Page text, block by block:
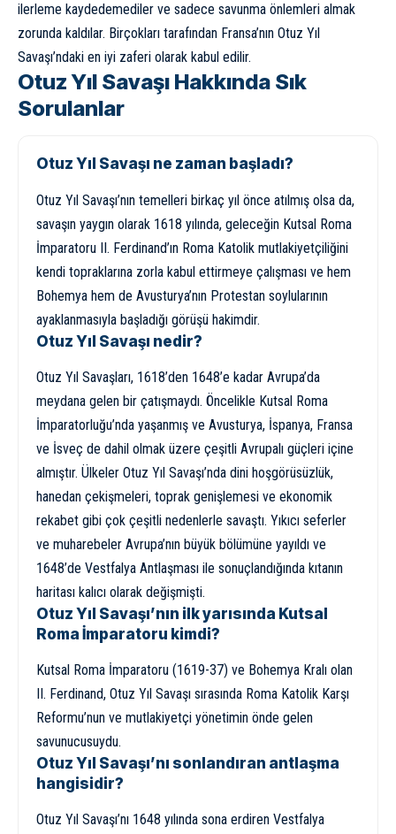
ilerleme kaydedemediler ve sadece savunma önlemleri almak
zorunda kaldılar. Birçokları tarafından Fransa’nın Otuz Yıl
Savaşı’ndaki en iyi zaferi olarak kabul edilir.
Otuz Yıl Savaşı Hakkında Sık
Sorulanlar
Otuz Yıl Savaşı ne zaman başladı?
Otuz Yıl Savaşı’nın temelleri birkaç yıl önce atılmış olsa da,
savaşın yaygın olarak 1618 yılında, geleceğin Kutsal Roma
İmparatoru II. Ferdinand’ın Roma Katolik mutlakiyetçiliğini
kendi topraklarına zorla kabul ettirmeye çalışması ve hem
Bohemya hem de Avusturya’nın Protestan soylularının
ayaklanmasıyla başladığı görüşü hakimdir.
Otuz Yıl Savaşı nedir?
Otuz Yıl Savaşları, 1618’den 1648’e kadar Avrupa’da
meydana gelen bir çatışmaydı. Öncelikle Kutsal Roma
İmparatorluğu’nda yaşanmış ve Avusturya, İspanya, Fransa
ve İsveç de dahil olmak üzere çeşitli Avrupalı güçleri içine
almıştır. Ülkeler Otuz Yıl Savaşı’nda dini hoşgörüsüzlük,
hanedan çekişmeleri, toprak genişlemesi ve ekonomik
rekabet gibi çok çeşitli nedenlerle savaştı. Yıkıcı seferler
ve muharebeler Avrupa’nın büyük bölümüne yayıldı ve
1648’de Vestfalya Antlaşması ile sonuçlandığında kıtanın
haritası kalıcı olarak değişmişti.
Otuz Yıl Savaşı’nın ilk yarısında Kutsal
Roma İmparatoru kimdi?
Kutsal Roma İmparatoru (1619-37) ve Bohemya Kralı olan
II. Ferdinand, Otuz Yıl Savaşı sırasında Roma Katolik Karşı
Reformu’nun ve mutlakiyetçi yönetimin önde gelen
savunucusuydu.
Otuz Yıl Savaşı’nı sonlandıran antlaşma
hangisidir?
Otuz Yıl Savaşı’nı 1648 yılında sona erdiren Vestfalya